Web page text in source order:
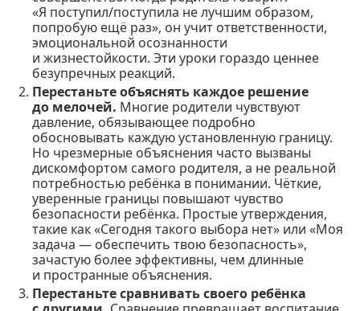
«Я поступил/поступила не лучшим образом,
попробую ещё раз», он учит ответственности,
эмоциональной осознанности
и жизнестойкости. Эти уроки гораздо ценнее
безупречных реакций.
Перестаньте объяснять каждое решение
до мелочей. Многие родители чувствуют
давление, обязывающее подробно
обосновывать каждую установленную границу.
Но чрезмерные объяснения часто вызваны
дискомфортом самого родителя, а не реальной
потребностью ребёнка в понимании. Чёткие,
уверенные границы повышают чувство
безопасности ребёнка. Простые утверждения,
такие как «Сегодня такого выбора нет» или «Моя
задача — обеспечить твою безопасность»,
зачастую более эффективны, чем длинные
и пространные объяснения.
Перестаньте сравнивать своего ребёнка